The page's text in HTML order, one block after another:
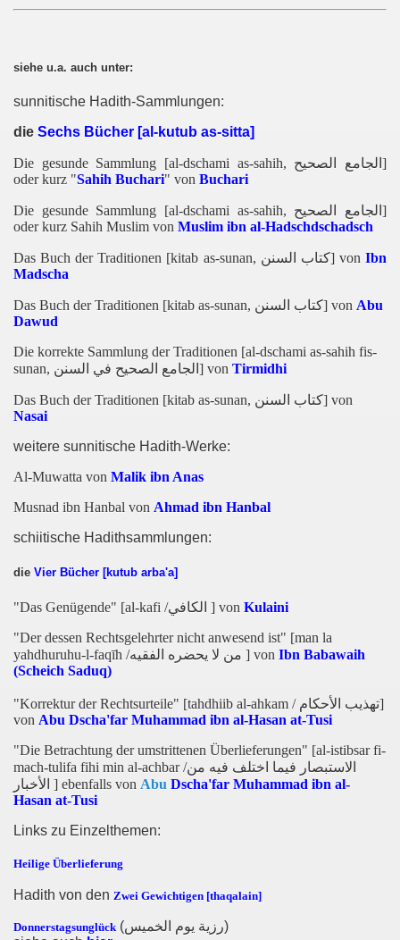
siehe u.a. auch unter:
sunnitische Hadith-Sammlungen:
die Sechs Bücher [al-kutub as-sitta]
Die gesunde Sammlung [al-dschami as-sahih, الجامع الصحيح]
oder kurz "Sahih Buchari" von Buchari
Die gesunde Sammlung [al-dschami as-sahih, الجامع الصحيح]
oder kurz Sahih Muslim von Muslim ibn al-Hadschdschadsch
Das Buch der Traditionen [kitab as-sunan, كتاب السنن] vonIbn
Madscha
Das Buch der Traditionen [kitab as-sunan, كتاب السنن] von Abu
Dawud
Die korrekte Sammlung der Traditionen [al-dschami as-sahih fis-
sunan, الجامع الصحيح في السنن ] von Tirmidhi
Das Buch der Traditionen [kitab as-sunan, كتاب السنن] von
Nasai
weitere sunnitische Hadith-Werke:
Al-Muwatta von Malik ibn Anas
Musnad ibn Hanbal von Ahmad ibn Hanbal
schiitische Hadithsammlungen:
die Vier Bücher [kutub arba'a]
"Das Genügende" [al-kafi /الكافي ] von Kulaini
"Der dessen Rechtsgelehrter nicht anwesend ist" [man la
yahdhuruhu-l-faqīh /من لا يحضره الفقيه ] von Ibn Babawaih
(Scheich Saduq)
"Korrektur der Rechtsurteile" [tahdhiib al-ahkam / تهذيب الأحكام]
von Abu Dscha'far Muhammad ibn al-Hasan at-Tusi
"Die Betrachtung der umstrittenen Überlieferungen" [al-istibsar fi-
mach-tulifa fihi min al-achbar /الاستبصار فيما اختلف فيه من
الأخبار ] ebenfalls von Abu Dscha'far Muhammad ibn al-
Hasan at-Tusi
Links zu Einzelthemen:
Heilige Überlieferung
Hadith von den Zwei Gewichtigen [thaqalain]
Donnerstagsunglück
(رزية يوم الخميس)